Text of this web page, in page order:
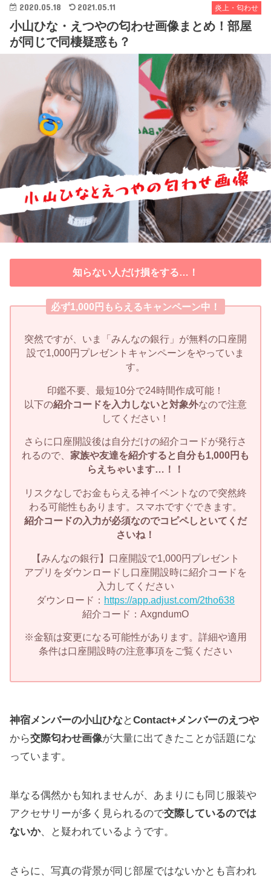
炎上・匂わせ
2020.05.18 2021.05.11
小山ひな・えつやの匂わせ画像まとめ！部屋
が同じで同棲疑惑も？
知らない人だけ損をする…！
必ず1,000円もらえるキャンペーン中！
突然ですが、いま「みんなの銀行」が無料の口座開
設で1,000円プレゼントキャンペーンをやっていま
す。
印鑑不要、最短10分で24時間作成可能！
以下の紹介コードを入力しないと対象外なので注意
してください！
さらに口座開設後は自分だけの紹介コードが発行さ
れるので、 家族や友達を紹介すると自分も1,000円も
らえちゃいます…！！
リスクなしでお金もらえる神イベントなので突然終
わる可能性もあります。スマホですぐできます。
紹介コードの入力が必須なのでコピペしといてくだ
さいね！
【みんなの銀行】口座開設で1,000円プレゼント
アプリをダウンロードし口座開設時に紹介コードを
入力してください
ダウンロード： https://app.adjust.com/2tho638
紹介コード：AxgndumO
※金額は変更になる可能性があります。詳細や適用
条件は口座開設時の注意事項をご覧ください
神宿メンバーの小山ひなとContact+メンバーのえつや
から交際匂わせ画像が大量に出てきたことが話題にな
っています。
単なる偶然かも知れませんが、あまりにも同じ服装や
アクセサリーが多く見られるので交際しているのでは
ないか、と疑われているようです。
さらに、写真の背景が同じ部屋ではないかとも言われ